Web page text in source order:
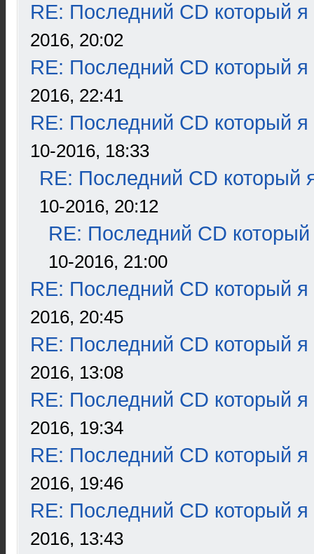
RE: Последний CD который я
2016, 20:02
RE: Последний CD который я
2016, 22:41
RE: Последний CD который я
10-2016, 18:33
RE: Последний CD который
10-2016, 20:12
RE: Последний CD который
10-2016, 21:00
RE: Последний CD который я
2016, 20:45
RE: Последний CD который я
2016, 13:08
RE: Последний CD который я
2016, 19:34
RE: Последний CD который я
2016, 19:46
RE: Последний CD который я
2016, 13:43